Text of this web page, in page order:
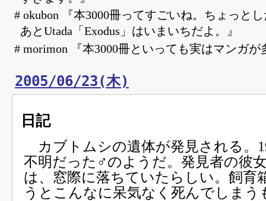
# okubon 『本3000冊ってすごいね。ちょっと
あとUtada「Exodus」はいまいちだよ。』
# morimon 『本3000冊といっても実はマンガが
2005/06/23(木)
日記
カブトムシの遺体が発見される。
不明だった♂のようだ。発見者の彼
は、窓際に落ちていたらしい。飼育
うとこんなに呆気なく死んでしまう